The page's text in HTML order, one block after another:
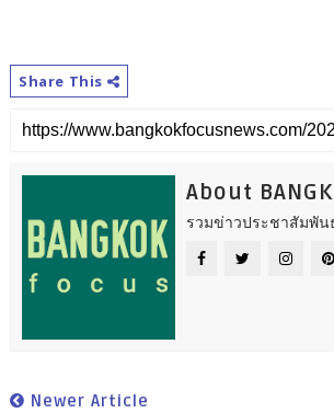
Share This
About
รวมข่าวประชาสัมพั
Newer Article